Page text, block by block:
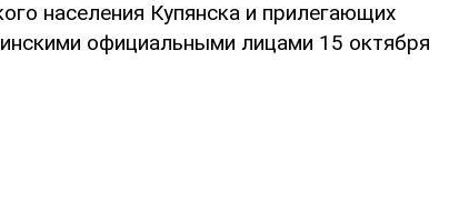
населения Купянска и прилегающих
официальными лицами 15 октября